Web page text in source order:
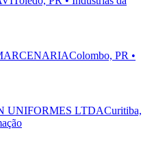
Colombo, PR •
UNIFORMES LTDACuritiba,